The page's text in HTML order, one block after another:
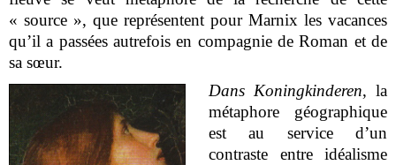
« source », que représentent pour Marnix les vacances
qu’il a passées autrefois en compagnie de Roman et de
sa sœur.
Dans Koningkinderen, la
métaphore géographique
est au service d’un
contraste entre idéalisme